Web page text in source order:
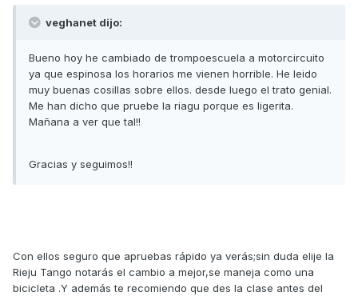
veghanet dijo:
Bueno hoy he cambiado de trompoescuela a motorcircuito
ya que espinosa los horarios me vienen horrible. He leido
muy buenas cosillas sobre ellos. desde luego el trato genial.
Me han dicho que pruebe la riagu porque es ligerita.
Mañana a ver que tal!!
Gracias y seguimos!!
Con ellos seguro que apruebas rápido ya verás;sin duda elije la
Rieju Tango notarás el cambio a mejor,se maneja como una
bicicleta .Y además te recomiendo que des la clase antes del